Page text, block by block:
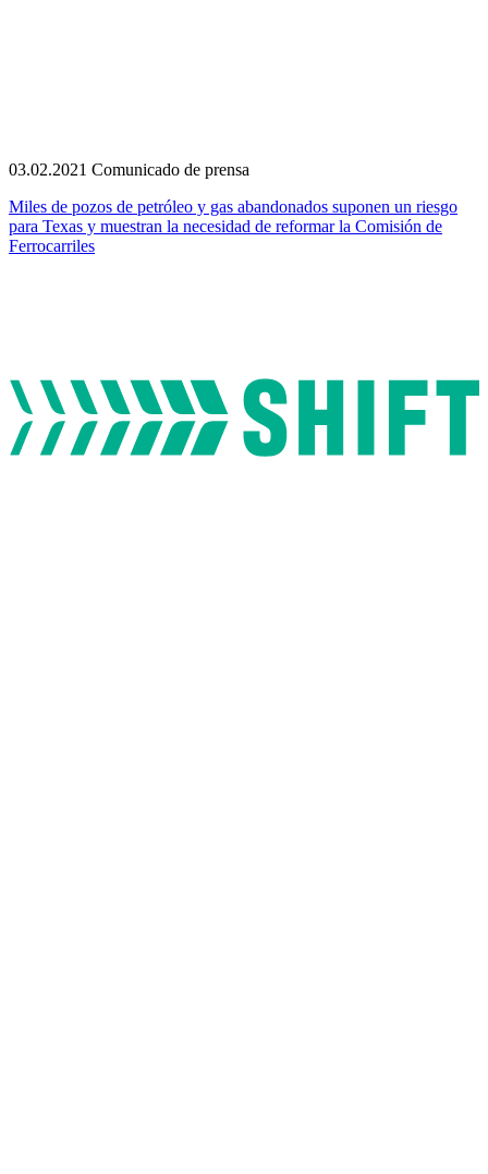
03.02.2021 Comunicado de prensa
Miles de pozos de petróleo y gas abandonados suponen un riesgo
para Texas y muestran la necesidad de reformar la Comisión de
Ferrocarriles